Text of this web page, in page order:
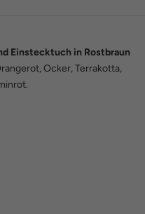
Einstecktuch in Rostbraun
Ocker, Terrakotta,